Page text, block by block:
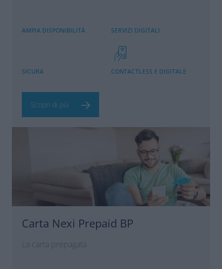
AMPIA DISPONIBILITÀ SERVIZI DIGITALI
SICURA CONTACTLESS E DIGITALE
Scopri di più
Carta Nexi Prepaid BP
La carta prepagata